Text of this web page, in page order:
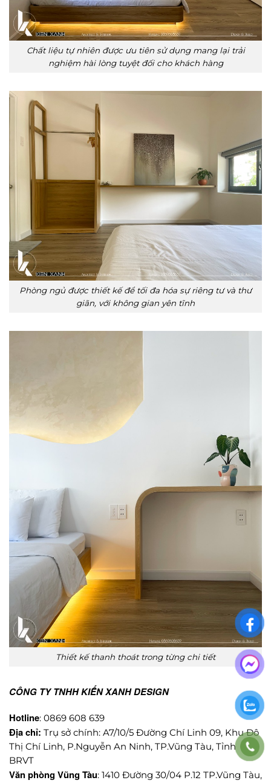
Chất liệu tự nhiên được ưu tiên sử dụng mang lại trải
nghiệm hài lòng tuyệt đối cho khách hàng
Phòng ngủ được thiết kế để tối đa hóa sự riêng tư và thư
giãn, với không gian yên tĩnh
Thiết kế thanh thoát trong từng chi tiết
CÔNG TY TNHH KIẾN XANH DESIGN
Hotline: 0869 608 639
Địa chỉ: Trụ sở chính: A7/10/5 Đường Chí Linh 09, Khu Đô
Thị Chí Linh, P.Nguyễn An Ninh, TP.Vũng Tàu, Tỉnh
BRVT
Văn phòng Vũng Tàu: 1410 Đường 30/04 P.12 TP.Vũng Tàu,